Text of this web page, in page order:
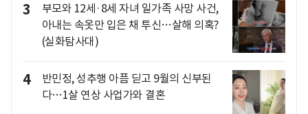
3
부모와 12세·8세 자녀 일가족 사망 사건,
아내는 속옷만 입은 채 투신…살해 의혹?
(실화탐사대)
4
반민정, 성추행 아픔 딛고 9월의 신부된
다…1살 연상 사업가와 결혼